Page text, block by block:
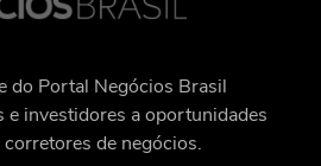
do Portal Negócios Brasil
investidores a oportunidades
de negócios.